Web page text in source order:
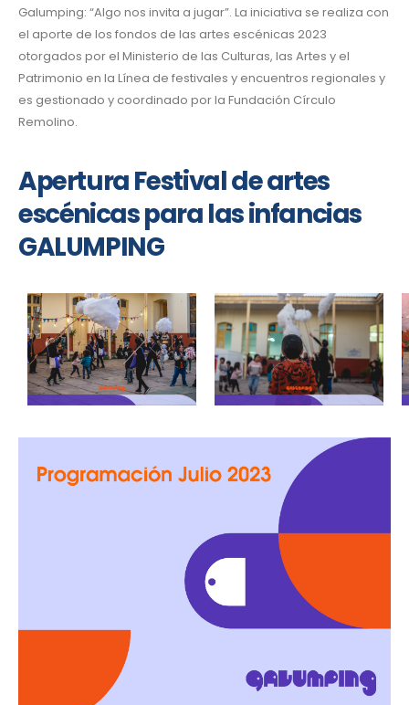
Galumping: “Algo nos invita a jugar”. La iniciativa se realiza con
el aporte de los fondos de las artes escénicas 2023
otorgados por el Ministerio de las Culturas, las Artes y el
Patrimonio en la Línea de festivales y encuentros regionales y
es gestionado y coordinado por la Fundación Círculo
Remolino.
Apertura Festival de artes
escénicas para las infancias
GALUMPING